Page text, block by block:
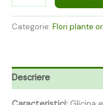
Categorie: Flori plante
Descriere